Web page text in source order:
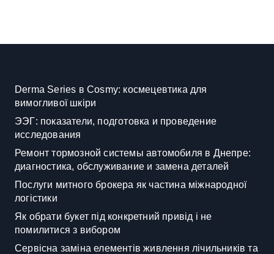
Derma Series в Cosmy: космецевтика для
вимогливої шкіри
ЭЭГ: показатели, подготовка и проведение
исследования
Ремонт тормозной системы автомобиля в Днепре:
диагностика, обслуживание и замена деталей
Послуги митного брокера як частина міжнародної
логістики
Як обрати букет під конкретний привід і не
помилитися з вибором
Сервісна заміна елементів живлення лічильників та